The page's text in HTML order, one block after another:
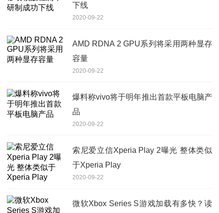
下线
2020-09-22
AMD RDNA 2 GPU系列将采用两种显存
容量
2020-09-22
爆料称vivo将于明年推出首款平板电脑产
品
2020-09-22
索尼爱立信Xperia Play 2曝光 整体类似
于Xperia Play
2020-09-22
微软Xbox Series S游戏加载有多快？读